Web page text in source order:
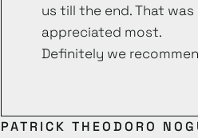
us till the end. That
appreciated most.
Definitely we
PATRICK THEODORO